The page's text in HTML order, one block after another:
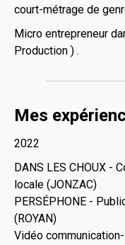
court-métrage de
Micro entrepreneur
Production ) .
Mes
2022
DANS LES CHOUX -
locale (JONZAC)
PERSÉPHONE -
(ROYAN)
Vidéo